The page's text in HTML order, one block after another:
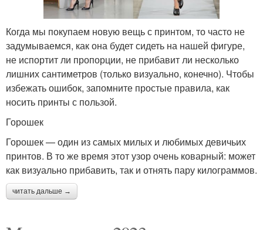
Когда мы покупаем новую вещь с принтом, то часто не
задумываемся, как она будет сидеть на нашей фигуре,
не испортит ли пропорции, не прибавит ли несколько
лишних сантиметров (только визуально, конечно). Чтобы
избежать ошибок, запомните простые правила, как
носить принты с пользой.
Горошек
Горошек — один из самых милых и любимых девичьих
принтов. В то же время этот узор очень коварный: может
как визуально прибавить, так и отнять пару килограммов.
читать дальше →